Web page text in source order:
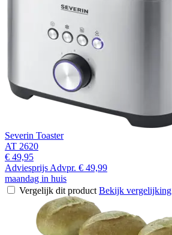
Severin Toaster
AT 2620
€ 49,95
Adviesprijs Advpr. € 49,99
maandag in huis
Vergelijk dit product Bekijk vergelijking